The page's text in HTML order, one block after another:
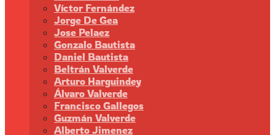
Víctor Fernández
Jorge De Gea
Jose Pelaez
Gonzalo Bautista
Daniel Bautista
Beltrán Valverde
Arturo Harguindey
Álvaro Valverde
Francisco Gallegos
Guzmán Valverde
Alberto Jimenez